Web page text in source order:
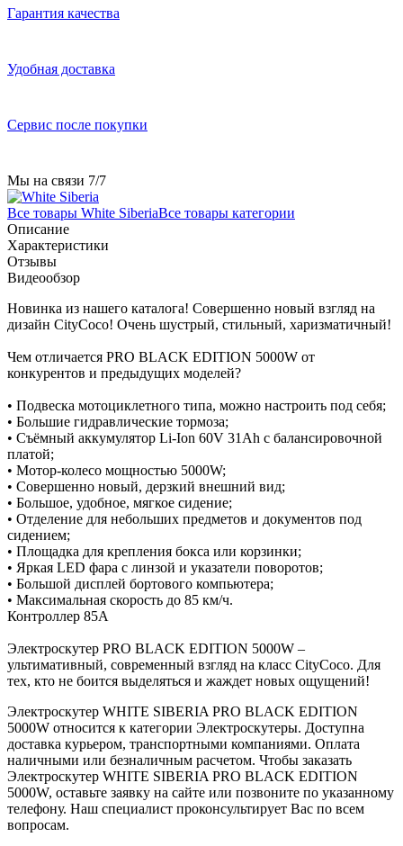
Гарантия качества
Удобная доставка
Сервис после покупки
Мы на связи 7/7
Все товары White SiberiaВсе товары категории
Описание
Характеристики
Отзывы
Видеообзор
Новинка из нашего каталога! Совершенно новый взгляд на
дизайн CityCoco! Очень шустрый, стильный, харизматичный!
Чем отличается PRO BLACK EDITION 5000W от
конкурентов и предыдущих моделей?
• Подвеска мотоциклетного типа, можно настроить под себя;
• Большие гидравлические тормоза;
• Съёмный аккумулятор Li-Ion 60V 31Ah с балансировочной
платой;
• Мотор-колесо мощностью 5000W;
• Совершенно новый, дерзкий внешний вид;
• Большое, удобное, мягкое сидение;
• Отделение для небольших предметов и документов под
сидением;
• Площадка для крепления бокса или корзинки;
• Яркая LED фара с линзой и указатели поворотов;
• Большой дисплей бортового компьютера;
• Максимальная скорость до 85 км/ч.
Контроллер 85А
Электроскутер PRO BLACK EDITION 5000W –
ультимативный, современный взгляд на класс CityCoco. Для
тех, кто не боится выделяться и жаждет новых ощущений!
Электроскутер WHITE SIBERIA PRO BLACK EDITION
5000W относится к категории Электроскутеры. Доступна
доставка курьером, транспортными компаниями. Оплата
наличными или безналичным расчетом. Чтобы заказать
Электроскутер WHITE SIBERIA PRO BLACK EDITION
5000W, оставьте заявку на сайте или позвоните по указанному
телефону. Наш специалист проконсультирует Вас по всем
вопросам.